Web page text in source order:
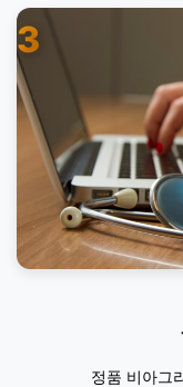
3
정품 비아그